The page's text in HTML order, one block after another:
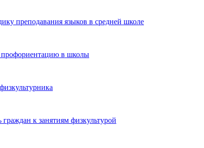
преподавания языков в средней школе
профориентацию в школы
к занятиям физкультурой